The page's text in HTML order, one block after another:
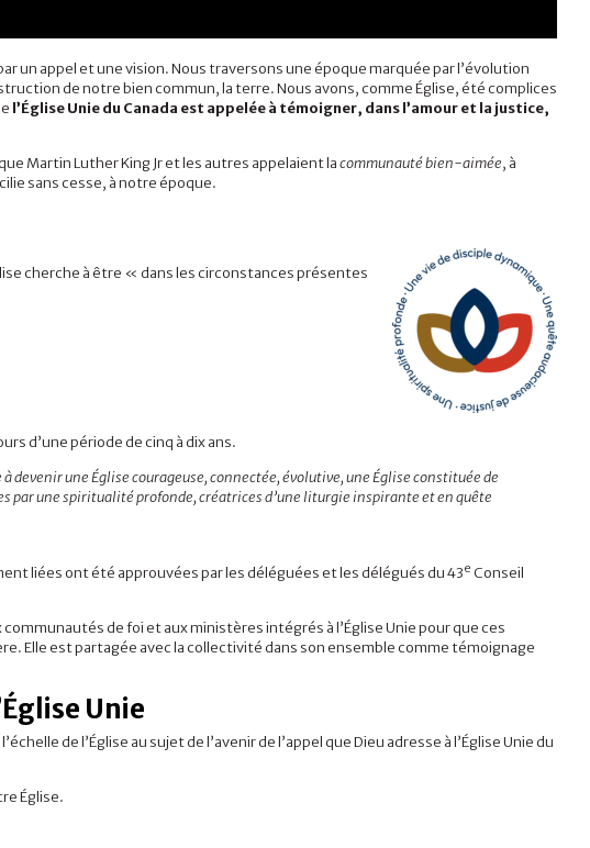
un appel et une vision. Nous traversons une époque marquée par l’évolution
de notre bien commun, la terre. Nous avons, comme Église, été complices
l’Église Unie du Canada est appelée à témoigner, dans l’amour et la justice,
Martin Luther King Jr et les autres appelaient lacommunauté bien-aimée, à
sans cesse, à notre époque.
cherche à être « dans les circonstances présentes
d’une période de cinq à dix ans.
devenir une Église courageuse, connectée, évolutive, une Église constituée de
par une spiritualité profonde, créatrices d’une liturgie inspirante et en quête
liées ont été approuvées par les déléguées et les délégués du 43e Conseil
de foi et aux ministères intégrés à l’Église Unie pour que ces
Elle est partagée avec la collectivité dans son ensemble comme témoignage
Unie
de l’Église au sujet de l’avenir de l’appel que Dieu adresse à l’Église Unie du
Église.